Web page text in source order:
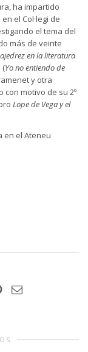
ha impartido
el Col·legi de
el tema del
más de veinte
en la literatura
(Yo no entiendo de
y otra
motivo de su 2º
Lope de Vega y el
en el Ateneu